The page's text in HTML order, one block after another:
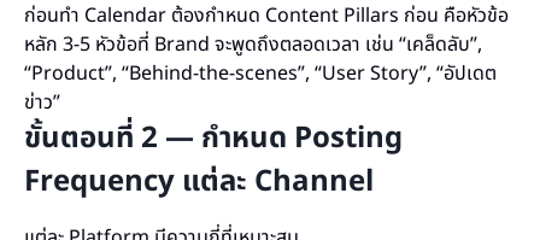
ก่อนทำ Calendar ต้องกำหนด Content Pillars ก่อน คือหัวข้อ
หลัก 3-5 หัวข้อที่ Brand จะพูดถึงตลอดเวลา เช่น “เคล็ดลับ”,
“Product”, “Behind-the-scenes”, “User Story”, “อัปเดต
ข่าว”
ขั้นตอนที่ 2 — กำหนด Posting
Frequency แต่ละ Channel